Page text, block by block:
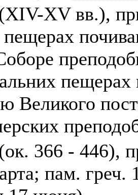
XV вв.),
Великого
366 - 446),
пам. греч.